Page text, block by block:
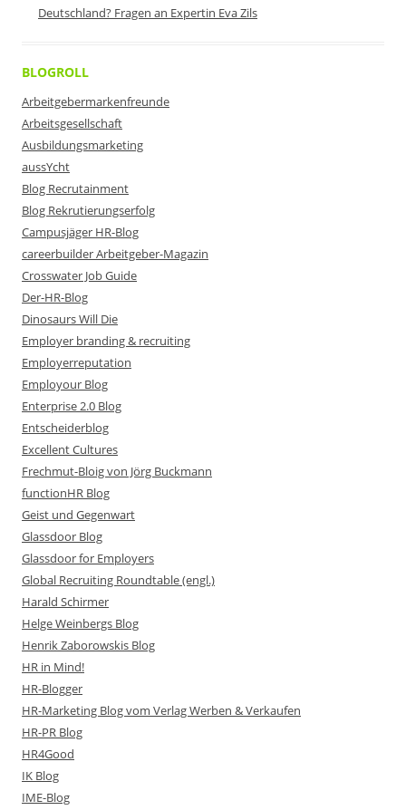
Deutschland? Fragen an Expertin Eva Zils
BLOGROLL
Arbeitgebermarkenfreunde
Arbeitsgesellschaft
Ausbildungsmarketing
aussYcht
Blog Recrutainment
Blog Rekrutierungserfolg
Campusjäger HR-Blog
careerbuilder Arbeitgeber-Magazin
Crosswater Job Guide
Der-HR-Blog
Dinosaurs Will Die
Employer branding & recruiting
Employerreputation
Employour Blog
Enterprise 2.0 Blog
Entscheiderblog
Excellent Cultures
Frechmut-Bloig von Jörg Buckmann
functionHR Blog
Geist und Gegenwart
Glassdoor Blog
Glassdoor for Employers
Global Recruiting Roundtable (engl.)
Harald Schirmer
Helge Weinbergs Blog
Henrik Zaborowskis Blog
HR in Mind!
HR-Blogger
HR-Marketing Blog vom Verlag Werben & Verkaufen
HR-PR Blog
HR4Good
IK Blog
IME-Blog